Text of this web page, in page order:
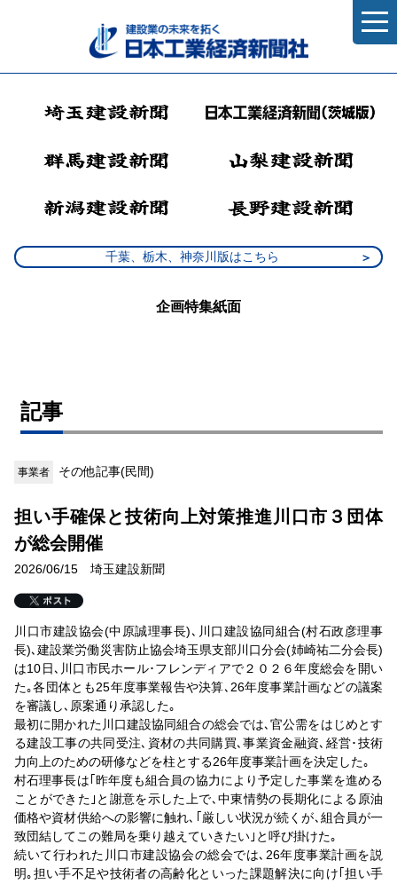
千葉、栃木、神奈川版はこちら
企画特集紙面
記事
事業者 その他記事(民間)
担い手確保と技術向上対策推進川口市３団体
が総会開催
2026/06/15 埼玉建設新聞
川口市建設協会(中原誠理事長)､川口建設協同組合(村石政彦理事
長)､建設業労働災害防止協会埼玉県支部川口分会(姉崎祐二分会長)
は10日､川口市民ホール･フレンディアで２０２６年度総会を開い
た｡各団体とも25年度事業報告や決算､26年度事業計画などの議案
を審議し､原案通り承認した｡
最初に開かれた川口建設協同組合の総会では､官公需をはじめとす
る建設工事の共同受注､資材の共同購買､事業資金融資､経営･技術
力向上のための研修などを柱とする26年度事業計画を決定した｡
村石理事長は｢昨年度も組合員の協力により予定した事業を進める
ことができた｣と謝意を示した上で､中東情勢の長期化による原油
価格や資材供給への影響に触れ､｢厳しい状況が続くが､組合員が一
致団結してこの難局を乗り越えていきたい｣と呼び掛けた｡
続いて行われた川口市建設協会の総会では､26年度事業計画を説
明｡担い手不足や技術者の高齢化といった課題解決に向け｢担い手